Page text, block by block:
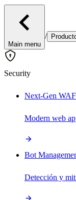
Main menu
/
Security
Next-Gen WAF
Modern web
Bot
Detección y